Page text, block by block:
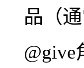
品（